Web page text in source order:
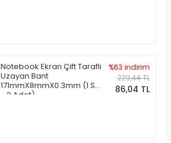
Notebook Ekran Çift Taraflı
Uzayan Bant
171mmX8mmX0.3mm (1 Set
- 2 Adet)
%63 indirim
229,44 TL
86,04 TL